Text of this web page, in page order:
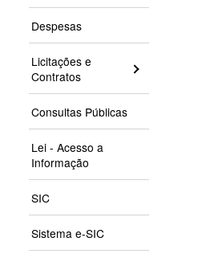
Despesas
Licitações e
Contratos
Consultas Públicas
Lei - Acesso a
Informação
SIC
Sistema e-SIC